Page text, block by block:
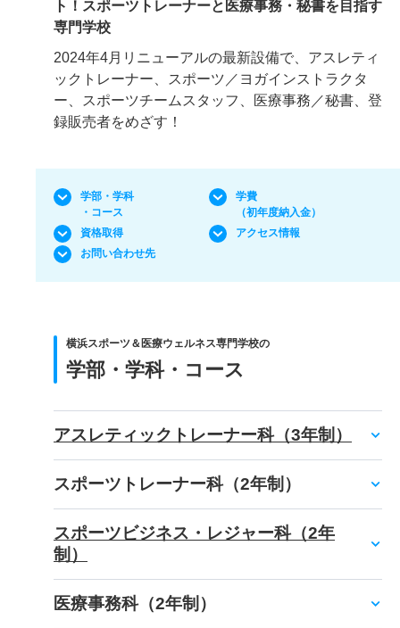
ト！スポーツトレーナーと医療事務・秘書を目指す
専門学校
2024年4月リニューアルの最新設備で、アスレティ
ックトレーナー、スポーツ／ヨガインストラクタ
ー、スポーツチームスタッフ、医療事務／秘書、登
録販売者をめざす！
学部・学科
・コース
学費
（初年度納入金）
資格取得
アクセス情報
お問い合わせ先
横浜スポーツ＆医療ウェルネス専門学校の
学部・学科・コース
アスレティックトレーナー科（3年制）
スポーツトレーナー科（2年制）
スポーツビジネス・レジャー科（2年
制）
医療事務科（2年制）